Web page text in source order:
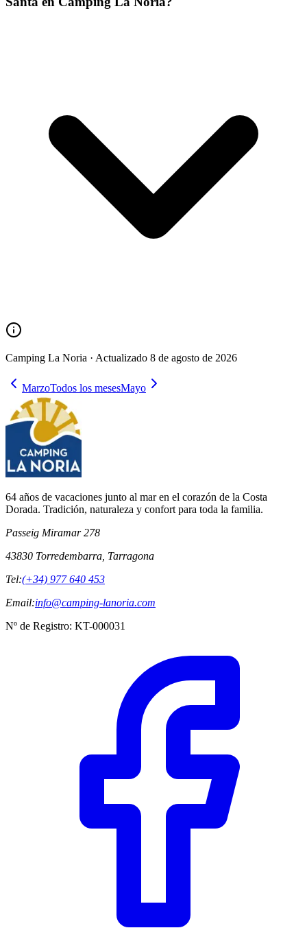
Camping La Noria · Actualizado 8 de agosto de 2026
MarzoTodos los mesesMayo
64 años de vacaciones junto al mar en el corazón de la Costa
Dorada. Tradición, naturaleza y confort para toda la familia.
Passeig Miramar 278
43830 Torredembarra, Tarragona
Tel:(+34) 977 640 453
Email:info@camping-lanoria.com
Nº de Registro: KT-000031